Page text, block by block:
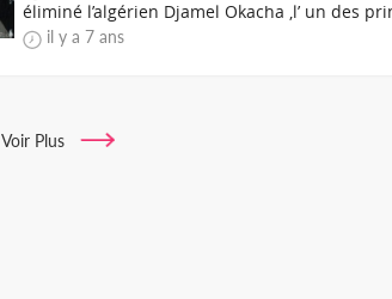
éliminé l’algérien Djamel Okacha ,l’ un des
il y a 7 ans
Voir Plus